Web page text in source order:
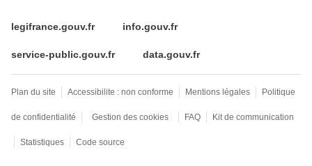
legifrance.gouv.fr info.gouv.fr
service-public.gouv.fr data.gouv.fr
Plan du site Accessibilite : non conforme Mentions légales Politique
de confidentialité Gestion des cookies FAQ Kit de communication
Statistiques Code source